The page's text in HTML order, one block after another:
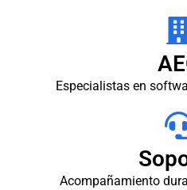
Especialistas en
Acompañamiento